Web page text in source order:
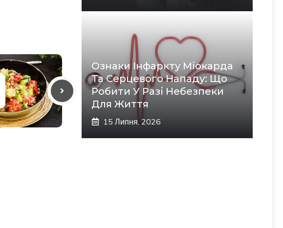
Ознаки Інфаркту Міокарда
Та Серцевого Нападу: Що
Робити У Разі Небезпеки
Для Життя
15 Липня, 2026